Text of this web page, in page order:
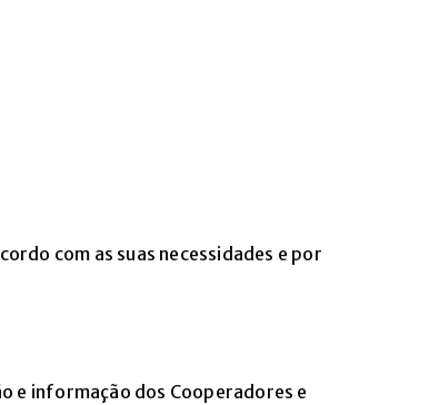
com as suas necessidades e por
e informação dos Cooperadores e